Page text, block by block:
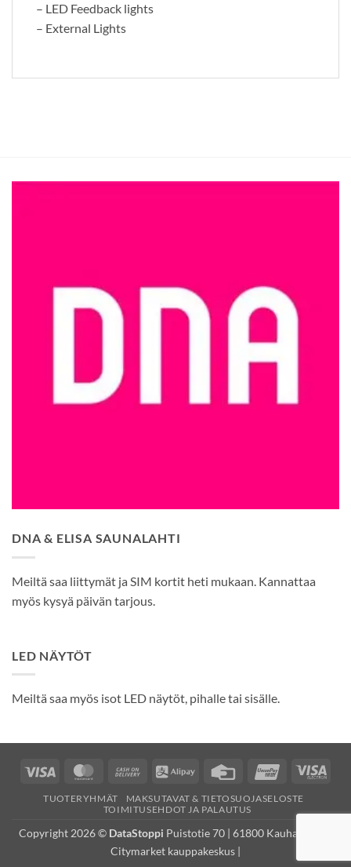
– LED Feedback lights
– External Lights
DNA & ELISA SAUNALAHTI
Meiltä saa liittymät ja SIM kortit heti mukaan. Kannattaa
myös kysyä päivän tarjous.
LED NÄYTÖT
Meiltä saa myös isot LED näytöt, pihalle tai sisälle.
Visa MasterCardCash
Delivery
Alipay
Credit
UnionPayVisa
TUOTERYHMÄT
MAKSUTAVAT & TIETOSUOJASELOSTE
TOIMITUSEHDOT JA PALAUTUS
Copyright 2026 © DataStoppi Puistotie 70 | 61800 Kauhajoki (K-
Citymarket kauppakeskus |